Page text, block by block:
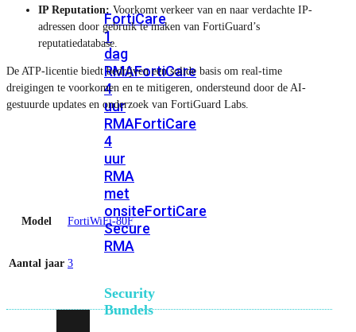
FortiCare
1
dag
RMAFortiCare
4
uur
RMAFortiCare
4
uur
RMA
met
onsiteFortiCare
Secure
RMA
Security
Bundels
IP Reputation: Voorkomt verkeer van en naar verdachte IP-
adressen door gebruik te maken van FortiGuard’s
reputatiedatabase.
De ATP-licentie biedt bedrijven een solide basis om real-time
dreigingen te voorkomen en te mitigeren, ondersteund door de AI-
gestuurde updates en onderzoek van FortiGuard Labs.
Model FortiWiFi-80F
Aantal jaar 3